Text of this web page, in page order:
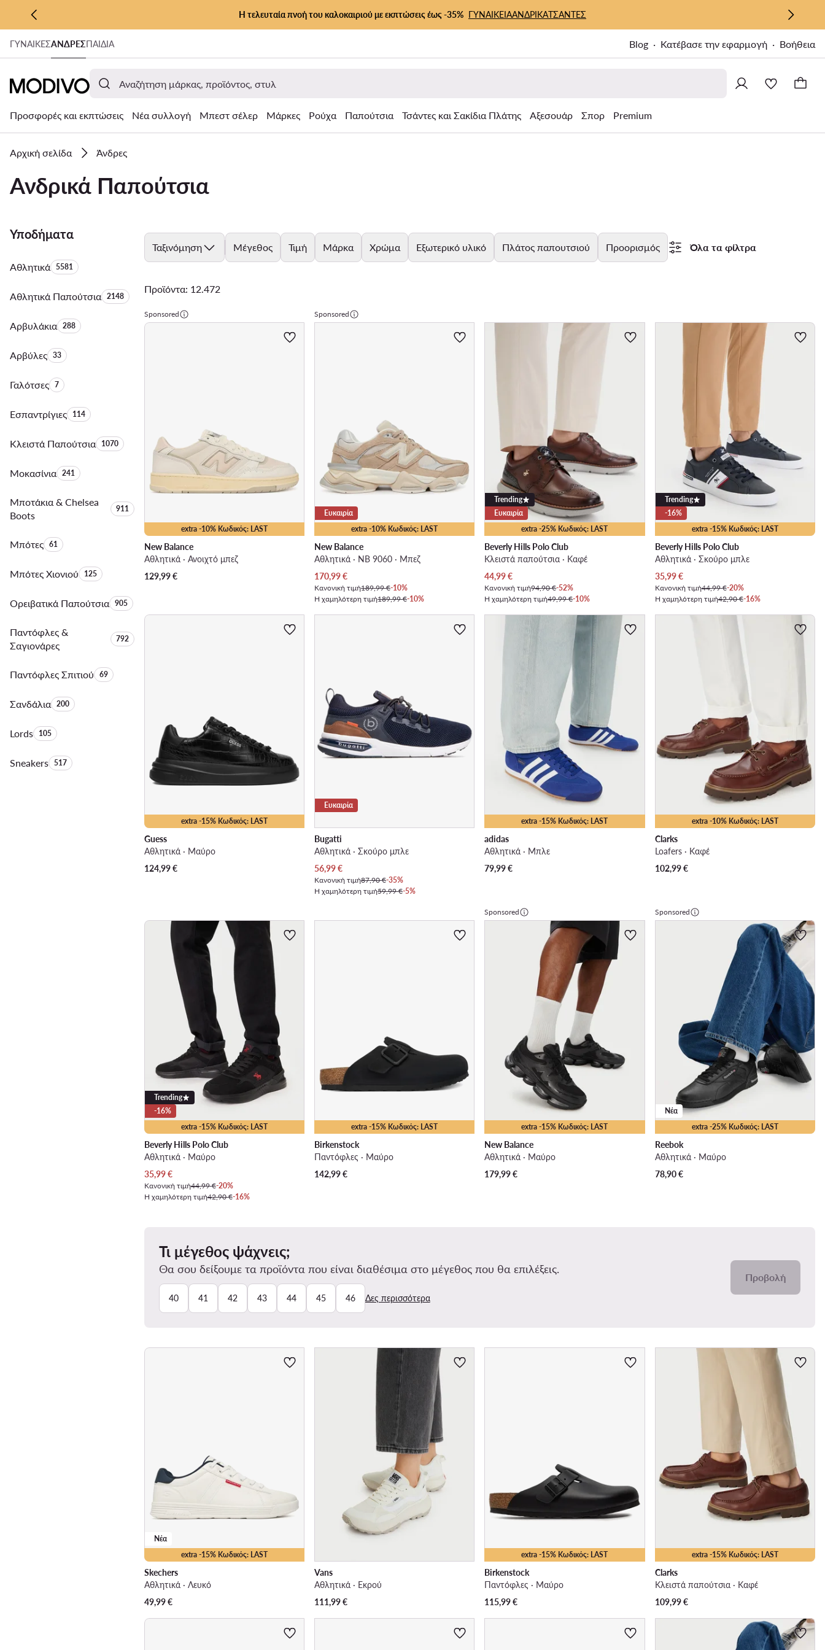
ΜΕΤΆΒΑΣΗ ΣΤΟ ΚΎΡΙΟ ΠΕΡΙΕΧΌΜΕΝΟ
ΜΕΤΆΒΑΣΗ ΣΤΗΝ ΑΝΑΖΉΤΗΣΗ
Η τελευταία πνοή του καλοκαιριού με εκπτώσεις έως -35% ΓΥΝΑΙΚΕΙΑΑΝΔΡΙΚΑΤΣΑΝΤΕΣ
ΓΥΝΑΊΚΕΣΑΝΔΡΕΣΠΑΙΔΙΑ Blog Κατέβασε την εφαρμογή Βοήθεια
Προσφορές και εκπτώσεις Νέα συλλογή Μπεστ σέλερ Μάρκες Ρούχα Παπούτσια Τσάντες και Σακίδια Πλάτης Αξεσουάρ Σπορ Premium
Αρχική σελίδα Άνδρες
Ανδρικά Παπούτσια
Υποδήματα
ΑθλητικάΑριθμός προϊόντων:
5581
Αθλητικά ΠαπούτσιαΑριθμός προϊόντων:
2148
ΑρβυλάκιαΑριθμός προϊόντων:
288
ΑρβύλεςΑριθμός προϊόντων:
33
ΓαλότσεςΑριθμός προϊόντων:
7
ΕσπαντρίγιεςΑριθμός προϊόντων:
114
Κλειστά ΠαπούτσιαΑριθμός προϊόντων:
1070
ΜοκασίνιαΑριθμός προϊόντων:
241
Μποτάκια & Chelsea
Boots
Αριθμός προϊόντων:
911
ΜπότεςΑριθμός προϊόντων:
61
Μπότες ΧιονιούΑριθμός προϊόντων:
125
Ορειβατικά ΠαπούτσιαΑριθμός προϊόντων:
905
Παντόφλες &
Σαγιονάρες
Αριθμός προϊόντων:
792
Παντόφλες ΣπιτιούΑριθμός προϊόντων:
69
ΣανδάλιαΑριθμός προϊόντων:
200
LordsΑριθμός προϊόντων:
105
SneakersΑριθμός προϊόντων:
517
Ταξινόμηση Μέγεθος Τιμή Μάρκα Χρώμα Εξωτερικό υλικό Πλάτος παπουτσιού Προορισμός Όλα τα φίλτρα
Προϊόντα: 12.472
Sponsored
extra -10% Κωδικός: LAST
New Balance
Αθλητικά · Ανοιχτό μπεζ
129,99€
Sponsored
extra -10% Κωδικός: LAST
Ευκαιρία
New Balance
Αθλητικά · NB 9060 · Μπεζ
Τρέχουσα τιμή
170,99€
Κανονική τιμή189,99 €-10%
Η χαμηλότερη τιμή189,99 €-10%
extra -25% Κωδικός: LAST
Trending
Ευκαιρία
Beverly Hills Polo Club
Κλειστά παπούτσια · Καφέ
Τρέχουσα τιμή
44,99€
Κανονική τιμή94,90 €-52%
Η χαμηλότερη τιμή49,99 €-10%
extra -15% Κωδικός: LAST
Trending
-16%
Beverly Hills Polo Club
Αθλητικά · Σκούρο μπλε
Τρέχουσα τιμή
35,99€
Κανονική τιμή44,99 €-20%
Η χαμηλότερη τιμή42,90 €-16%
extra -15% Κωδικός: LAST
Guess
Αθλητικά · Μαύρο
124,99€
Ευκαιρία
Bugatti
Αθλητικά · Σκούρο μπλε
Τρέχουσα τιμή
56,99€
Κανονική τιμή87,90 €-35%
Η χαμηλότερη τιμή59,99 €-5%
extra -15% Κωδικός: LAST
adidas
Αθλητικά · Μπλε
79,99€
extra -10% Κωδικός: LAST
Clarks
Loafers · Καφέ
102,99€
extra -15% Κωδικός: LAST
Trending
-16%
Beverly Hills Polo Club
Αθλητικά · Μαύρο
Τρέχουσα τιμή
35,99€
Κανονική τιμή44,99 €-20%
Η χαμηλότερη τιμή42,90 €-16%
extra -15% Κωδικός: LAST
Birkenstock
Παντόφλες · Μαύρο
142,99€
Sponsored
extra -15% Κωδικός: LAST
New Balance
Αθλητικά · Μαύρο
179,99€
Sponsored
extra -25% Κωδικός: LAST
Νέα
Reebok
Αθλητικά · Μαύρο
78,90€
Τι μέγεθος ψάχνεις;
Θα σου δείξουμε τα προϊόντα που είναι διαθέσιμα στο μέγεθος που θα επιλέξεις.
40 41 42 43 44 45 46 Δες περισσότερα
Προβολή
extra -15% Κωδικός: LAST
Νέα
Skechers
Αθλητικά · Λευκό
49,99€
Vans
Αθλητικά · Εκρού
111,99€
extra -15% Κωδικός: LAST
Birkenstock
Παντόφλες · Μαύρο
115,99€
extra -15% Κωδικός: LAST
Clarks
Κλειστά παπούτσια · Καφέ
109,99€